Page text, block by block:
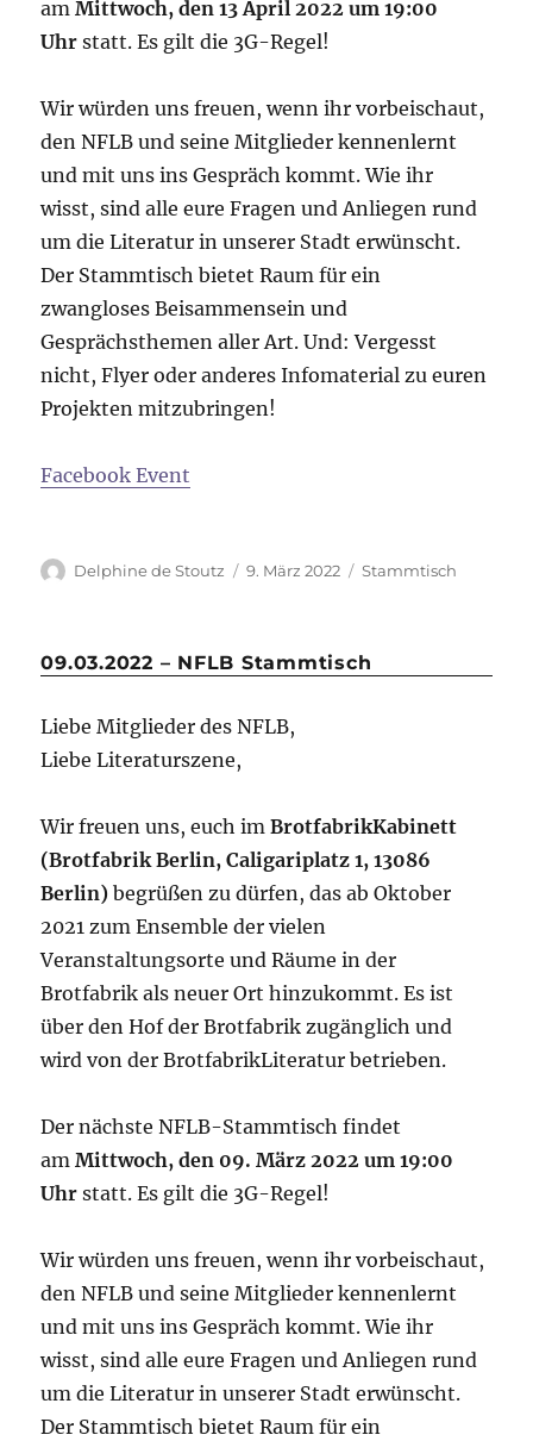
am Mittwoch, den 13 April 2022 um 19:00
Uhrstatt. Es gilt die 3G-Regel!
Wir würden uns freuen, wenn ihr vorbeischaut,
den NFLB und seine Mitglieder kennenlernt
und mit uns ins Gespräch kommt. Wie ihr
wisst, sind alle eure Fragen und Anliegen rund
um die Literatur in unserer Stadt erwünscht.
Der Stammtisch bietet Raum für ein
zwangloses Beisammensein und
Gesprächsthemen aller Art. Und: Vergesst
nicht, Flyer oder anderes Infomaterial zu euren
Projekten mitzubringen!
Facebook Event
Delphine de Stoutz 9. März 2022 Stammtisch
09.03.2022 – NFLB Stammtisch
Liebe Mitglieder des NFLB,
Liebe Literaturszene,
Wir freuen uns, euch imBrotfabrikKabinett
(Brotfabrik Berlin, Caligariplatz 1, 13086
Berlin)begrüßen zu dürfen, das ab Oktober
2021 zum Ensemble der vielen
Veranstaltungsorte und Räume in der
Brotfabrik als neuer Ort hinzukommt. Es ist
über den Hof der Brotfabrik zugänglich und
wird von der BrotfabrikLiteratur betrieben.
Der nächste NFLB-Stammtisch findet
am Mittwoch, den 09. März 2022 um 19:00
Uhrstatt. Es gilt die 3G-Regel!
Wir würden uns freuen, wenn ihr vorbeischaut,
den NFLB und seine Mitglieder kennenlernt
und mit uns ins Gespräch kommt. Wie ihr
wisst, sind alle eure Fragen und Anliegen rund
um die Literatur in unserer Stadt erwünscht.
Der Stammtisch bietet Raum für ein